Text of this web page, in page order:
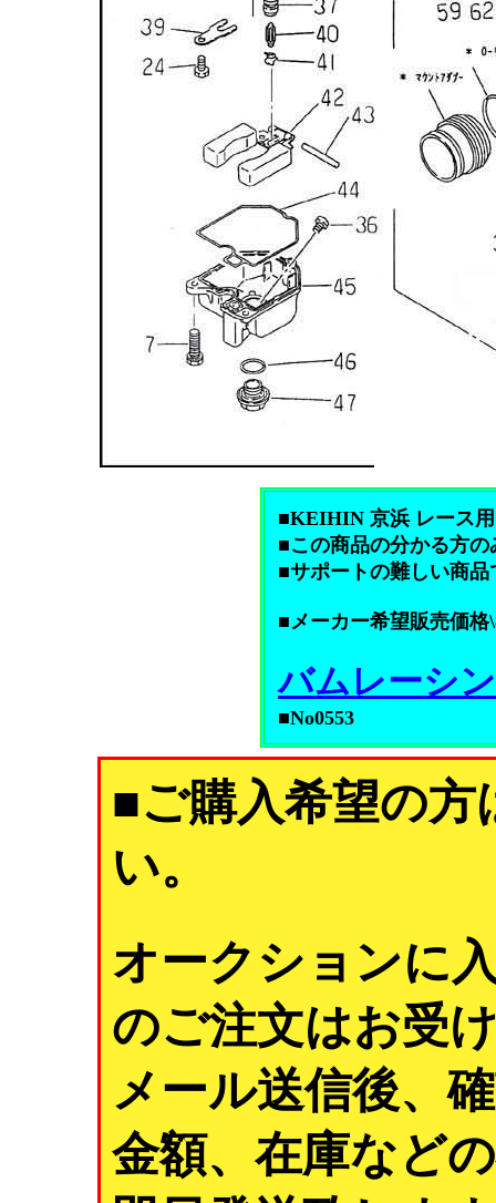
■KEIHIN 京浜 レース
■この商品の分かる方
■サポートの難しい商品
■メーカー希望販売価格
バムレーシ
■No0553